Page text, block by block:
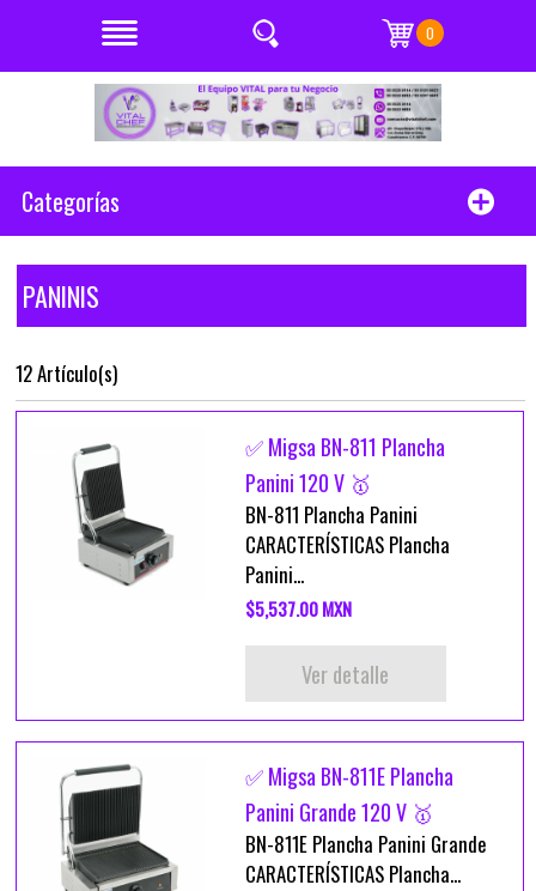
0
Categorías
PANINIS
12 Artículo(s)
✅ Migsa BN-811 Plancha
Panini 120 V 🥇
BN-811 Plancha Panini
CARACTERÍSTICAS Plancha
Panini...
$5,537.00 MXN
Ver detalle
✅ Migsa BN-811E Plancha
Panini Grande 120 V 🥇
BN-811E Plancha Panini Grande
CARACTERÍSTICAS Plancha...